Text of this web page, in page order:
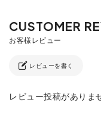
レビューを書く
レビュー投稿がありま